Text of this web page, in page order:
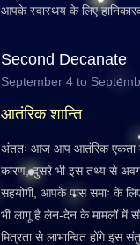
आपके स्वास्थय के लिए
Second Decanate
September 4 to
आतंरिक शान्ति
अंततः आज आप आतंरिक एकता
कारण, दुसरे भी इस तथ्य से
सहयोगी, आपके पास समाः के
भी लागू है लेन-देन के मामलों में
मित्रता से लाभान्वित होंगे